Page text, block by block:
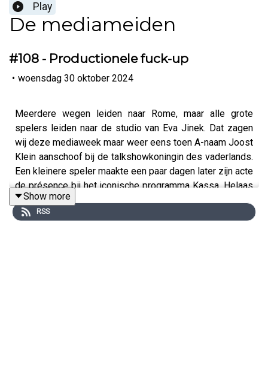
Play
De mediameiden
#108 - Productionele fuck-up
• woensdag 30 oktober 2024
Meerdere wegen leiden naar Rome, maar alle grote
spelers leiden naar de studio van Eva Jinek. Dat zagen
wij deze mediaweek maar weer eens toen A-naam Joost
Klein aanschoof bij de talkshowkoningin des vaderlands.
Een kleinere speler maakte een paar dagen later zijn acte
de présence bij het iconische programma Kassa. Helaas
werd hij verkeerd geïntroduceerd. We filosoferen over
de vraag of je dit als talkshowgast juist wel of juist niet
Show more
RSS